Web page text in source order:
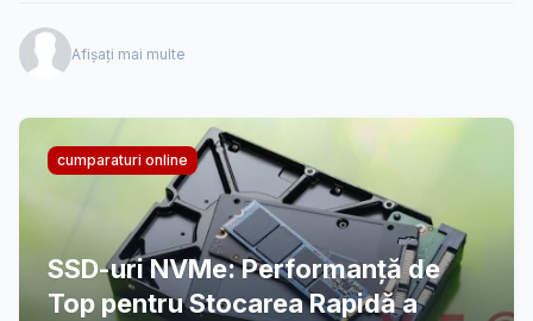
Afișați mai multe
cumparaturi online
SSD-uri NVMe: Performanță de
Top pentru Stocarea Rapidă a